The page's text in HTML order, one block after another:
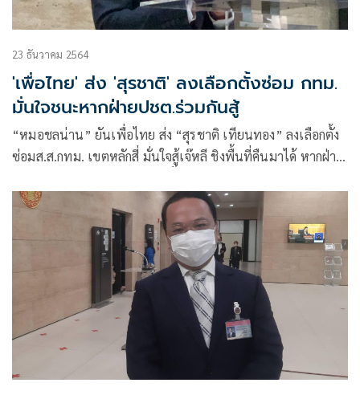
23 ธันวาคม 2564
'เพื่อไทย' ส่ง 'สุรชาติ' ลงเลือกตั้งซ่อม กทม.
มั่นใจชนะหากฝ่ายปชต.ร่วมกันสู้
“หมอชลน่าน” ยันเพื่อไทย ส่ง “สุรชาติ เทียนทอง” ลงเลือกตั้ง
ซ่อมส.ส.กทม. เขตหลักสี่ มั่นใจสู้เจ๊หลี ชิงพื้นที่คืนมาได้ หากฝ่าย